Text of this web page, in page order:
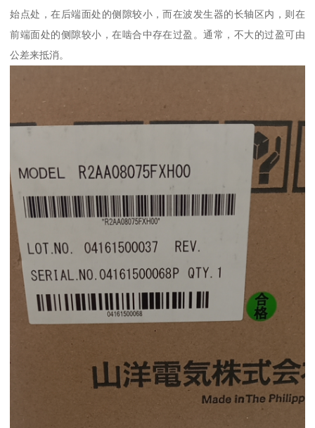
始点处，在后端面处的侧隙较小，而在波发生器的长轴区内，则在
前端面处的侧隙较小，在啮合中存在过盈。通常，不大的过盈可由
公差来抵消。